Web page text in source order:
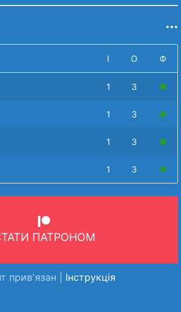
І О Ф
1 3
1 3
1 3
1 3
ПАТРОНОМ
прив'язан | Інструкція